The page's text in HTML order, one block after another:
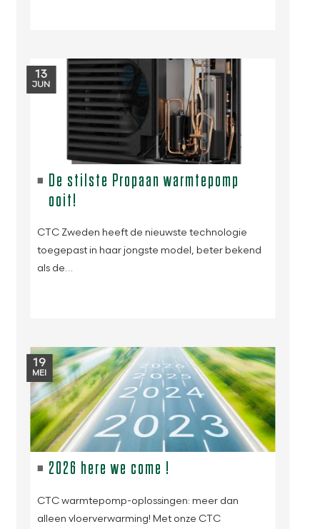
13
JUN
De stilste Propaan warmtepomp
ooit!
CTC Zweden heeft de nieuwste technologie
toegepast in haar jongste model, beter bekend
als de…
19
MEI
2026 here we come !
CTC warmtepomp-oplossingen: meer dan
alleen vloerverwarming! Met onze CTC